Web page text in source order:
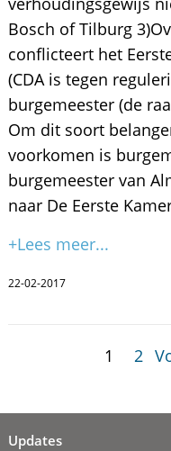
Bosch of Tilburg
conflicteert het
(CDA is tegen
burgemeester (de
Om dit soort
voorkomen is
burgemeester van
naar De Eerste
+Lees meer...
22-02-2017
1 2
Updates